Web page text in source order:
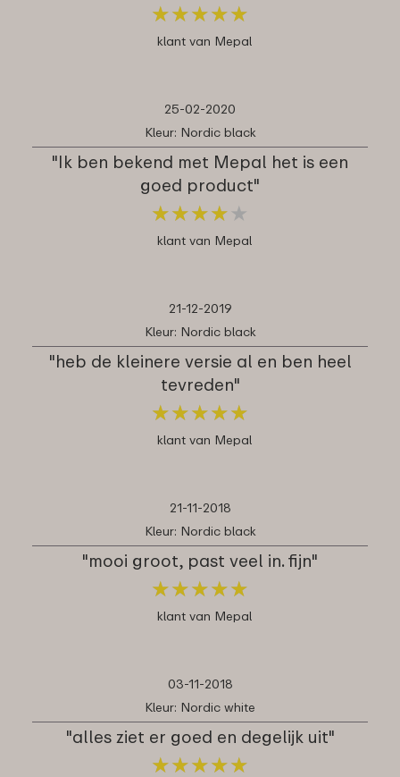
★★★★★
★★★★★
klant van Mepal
25-02-2020
Kleur: Nordic black
"Ik ben bekend met Mepal het is een
goed product"
★★★★ ★
★★★★ ★
klant van Mepal
21-12-2019
Kleur: Nordic black
"heb de kleinere versie al en ben heel
tevreden"
★★★★★
★★★★★
klant van Mepal
21-11-2018
Kleur: Nordic black
"mooi groot, past veel in. fijn"
★★★★★
★★★★★
klant van Mepal
03-11-2018
Kleur: Nordic white
"alles ziet er goed en degelijk uit"
★★★★★
★★★★★